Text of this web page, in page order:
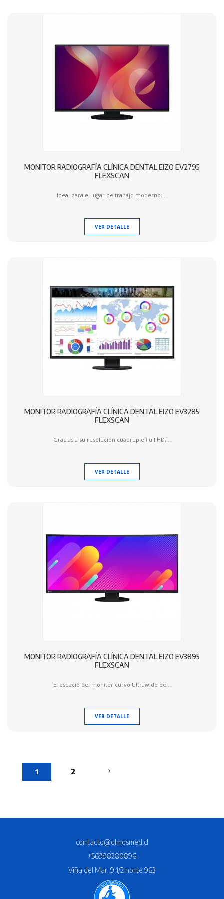
MONITOR RADIOGRAFÍA CLÍNICA DENTAL EIZO EV2795
FLEXSCAN
Ideal para el lugar de trabajo moderno:...
VER DETALLE
MONITOR RADIOGRAFÍA CLÍNICA DENTAL EIZO EV3285
FLEXSCAN
Gracias a su resolución cuádruple Full HD,...
VER DETALLE
MONITOR RADIOGRAFÍA CLÍNICA DENTAL EIZO EV3895
FLEXSCAN
El espacio del monitor curvo Ultrawide de...
VER DETALLE
1 2
contacto@olmosmed.cl
+56998280896
Viña del Mar, 9 1/2 norte 963